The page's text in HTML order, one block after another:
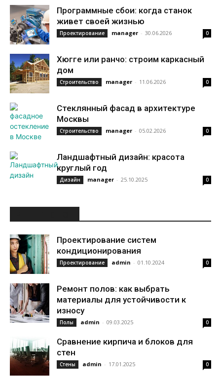
Программные сбои: когда станок
живет своей жизнью
Проектирование manager - 30.06.2026 0
Хюгге или ранчо: строим каркасный
дом
Строительство manager - 11.06.2026 0
Стеклянный фасад в архитектуре
Москвы
Строительство manager - 05.02.2026 0
Ландшафтный дизайн: красота
круглый год
Дизайн manager - 25.10.2025 0
Проектирование систем
кондиционирования
Проектирование admin - 01.10.2024 0
Ремонт полов: как выбрать
материалы для устойчивости к
износу
Полы admin - 09.03.2025 0
Сравнение кирпича и блоков для
стен
Стены admin - 17.01.2025 0